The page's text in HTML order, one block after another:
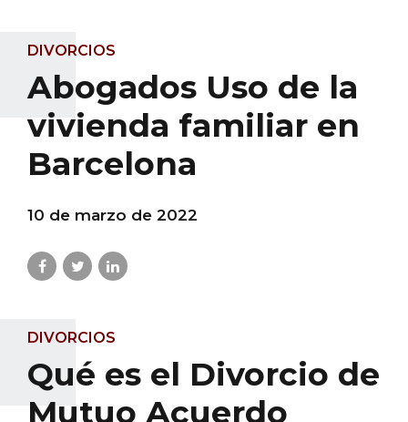
DIVORCIOS
Abogados Uso de la
vivienda familiar en
Barcelona
10 de marzo de 2022
DIVORCIOS
Qué es el Divorcio de
Mutuo Acuerdo